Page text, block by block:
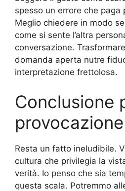
spesso un errore che paga
Meglio chiedere in modo
come si sente l’altra
conversazione.
domanda aperta nutre
interpretazione frettolosa.
Conclusione
provocazione
Resta un fatto ineludibile.
cultura che privilegia la
verità. Io penso che sia
questa scala. Potremmo